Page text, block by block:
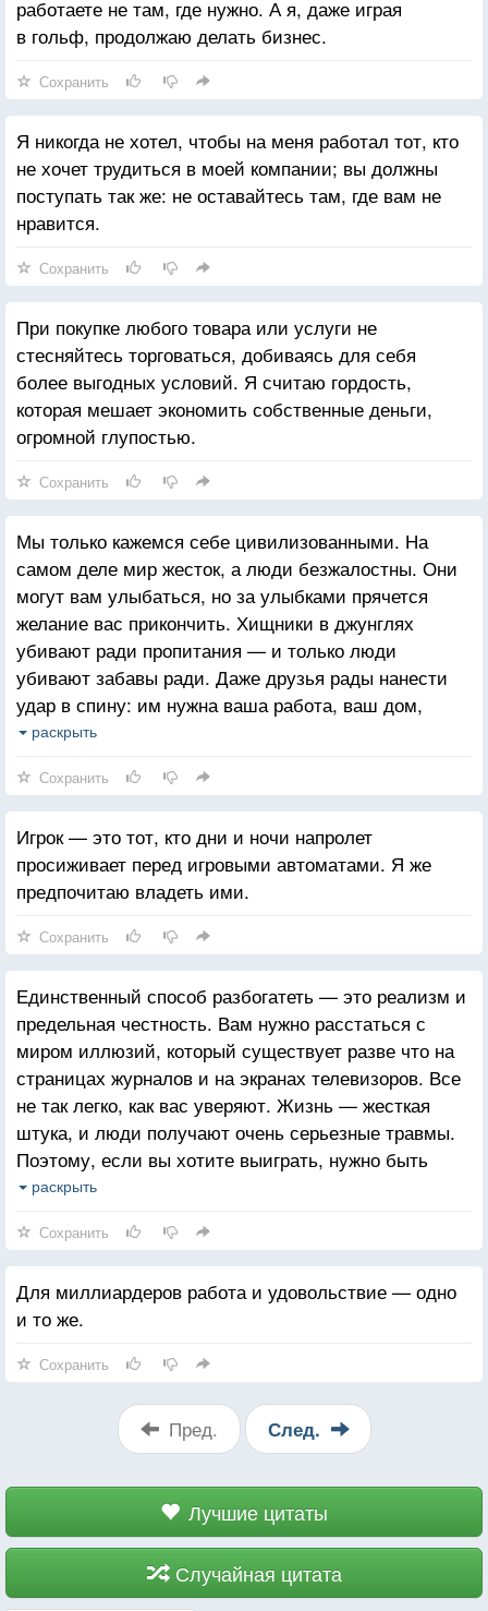
работаете не там, где нужно. А я, даже играя
в гольф, продолжаю делать бизнес.
Сохранить
Я никогда не хотел, чтобы на меня работал тот, кто
не хочет трудиться в моей компании; вы должны
поступать так же: не оставайтесь там, где вам не
нравится.
Сохранить
При покупке любого товара или услуги не
стесняйтесь торговаться, добиваясь для себя
более выгодных условий. Я считаю гордость,
которая мешает экономить собственные деньги,
огромной глупостью.
Сохранить
Мы только кажемся себе цивилизованными. На
самом деле мир жесток, а люди безжалостны. Они
могут вам улыбаться, но за улыбками прячется
желание вас прикончить. Хищники в джунглях
убивают ради пропитания — и только люди
убивают забавы ради. Даже друзья рады нанести
удар в спину: им нужна ваша работа, ваш дом,
ваши деньги, ваша жена — и ваша собака, в конце
защищаться. Мой девиз: «Нанимай лучших — и не
доверяй им ни в чем».
раскрыть
Сохранить
Игрок — это тот, кто дни и ночи напролет
просиживает перед игровыми автоматами. Я же
предпочитаю владеть ими.
Сохранить
Единственный способ разбогатеть — это реализм и
предельная честность. Вам нужно расстаться с
миром иллюзий, который существует разве что на
страницах журналов и на экранах телевизоров. Все
не так легко, как вас уверяют. Жизнь — жесткая
штука, и люди получают очень серьезные травмы.
Поэтому, если вы хотите выиграть, нужно быть
крепким как кремень и готовым к тому, чтобы
раскрыть
Сохранить
Для миллиардеров работа и удовольствие — одно
и то же.
Сохранить
Пред. След.
Лучшие цитаты
Случайная цитата